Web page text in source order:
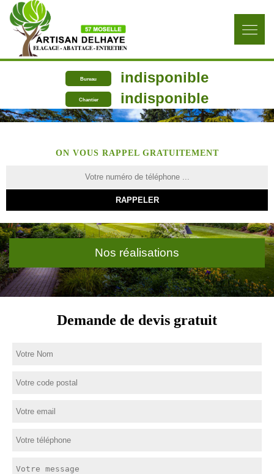
Bureau indisponible
Chantier indisponible
ON VOUS RAPPEL GRATUITEMENT
Nos réalisations
Demande de devis gratuit